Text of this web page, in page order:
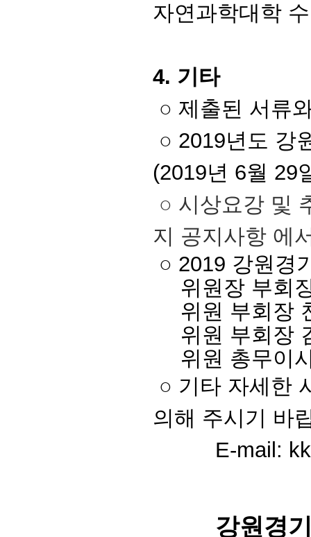
자연과학대학
4. 기타
○ 제출된 서류
○ 2019년도 강
(2019년 6월 29
○ 시상요강 및
지
공지사항 에
○ 2019 강원경
위원장 부회
위원 부회장
위원 부회장
위원 총무이
○ 기타 자세한
의해 주시기 바
E-mail:
강원경